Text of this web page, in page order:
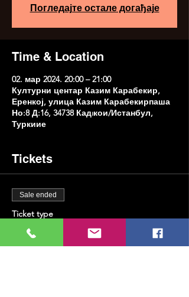
Погледајте остале догађаје
Time & Location
02. мар 2024. 20:00 – 21:00
Културни центар Казим Карабекир,
Еренкој, улица Казим Карабекирпаша
Но:8 Д:16, 34738 Кадıкои/Истанбул,
Туркиие
Tickets
Sale ended
Ticket type
Саксофон и виски